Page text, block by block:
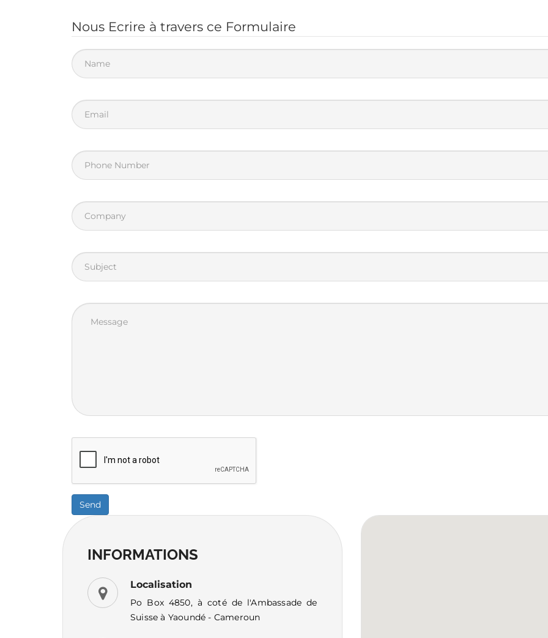
Nous Ecrire à travers ce Formulaire
Send
INFORMATIONS
Localisation
Po Box 4850, à coté de l'Ambassade de
Suisse à Yaoundé - Cameroun